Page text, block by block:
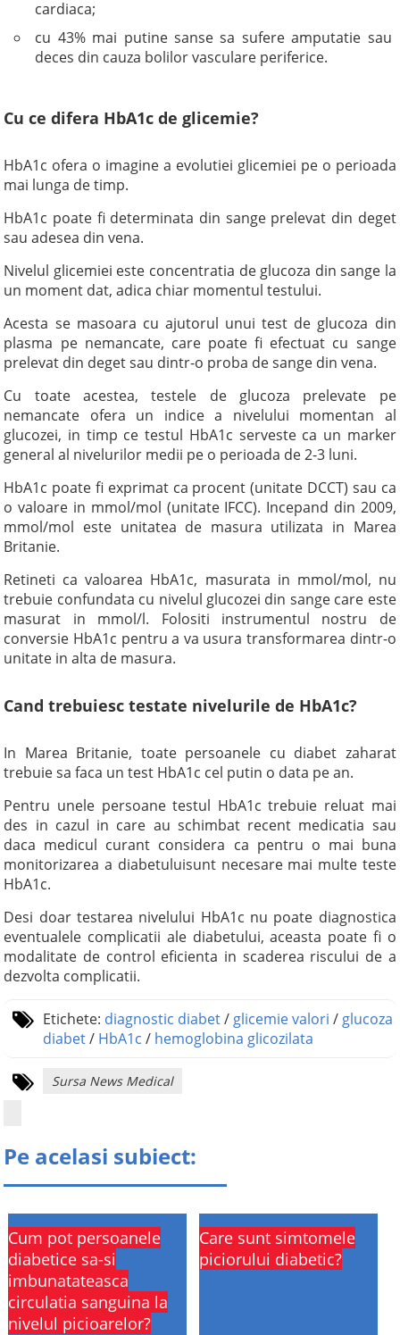
cardiaca;
cu 43% mai putine sanse sa sufere amputatie sau
deces din cauza bolilor vasculare periferice.
Cu ce difera HbA1c de glicemie?
HbA1c ofera o imagine a evolutiei glicemiei pe o perioada
mai lunga de timp.
HbA1c poate fi determinata din sange prelevat din deget
sau adesea din vena.
Nivelul glicemiei este concentratia de glucoza din sange la
un moment dat, adica chiar momentul testului.
Acesta se masoara cu ajutorul unui test de glucoza din
plasma pe nemancate, care poate fi efectuat cu sange
prelevat din deget sau dintr-o proba de sange din vena.
Cu toate acestea, testele de glucoza prelevate pe
nemancate ofera un indice a nivelului momentan al
glucozei, in timp ce testul HbA1c serveste ca un marker
general al nivelurilor medii pe o perioada de 2-3 luni.
HbA1c poate fi exprimat ca procent (unitate DCCT) sau ca
o valoare in mmol/mol (unitate IFCC). Incepand din 2009,
mmol/mol este unitatea de masura utilizata in Marea
Britanie.
Retineti ca valoarea HbA1c, masurata in mmol/mol, nu
trebuie confundata cu nivelul glucozei din sange care este
masurat in mmol/l. Folositi instrumentul nostru de
conversie HbA1c pentru a va usura transformarea dintr-o
unitate in alta de masura.
Cand trebuiesc testate nivelurile de HbA1c?
In Marea Britanie, toate persoanele cu diabet zaharat
trebuie sa faca un test HbA1c cel putin o data pe an.
Pentru unele persoane testul HbA1c trebuie reluat mai
des in cazul in care au schimbat recent medicatia sau
daca medicul curant considera ca pentru o mai buna
monitorizarea a diabetuluisunt necesare mai multe teste
HbA1c.
Desi doar testarea nivelului HbA1c nu poate diagnostica
eventualele complicatii ale diabetului, aceasta poate fi o
modalitate de control eficienta in scaderea riscului de a
dezvolta complicatii.
Etichete: diagnostic diabet/ glicemie valori / glucoza
diabet/ HbA1c / hemoglobina glicozilata
Sursa News Medical
Pe acelasi subiect:
Cum pot persoanele
diabetice sa-si
imbunatateasca
circulatia sanguina la
nivelul picioarelor?
Care sunt simtomele
piciorului diabetic?